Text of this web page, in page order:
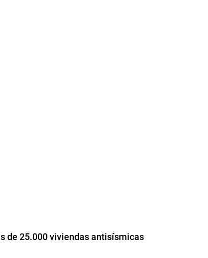
de 25.000 viviendas antisísmicas